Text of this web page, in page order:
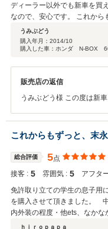
ディーラー以外でも新車を買
なので、安心です。 これから
うみぶどう
購入年月： 2014/10
購入した車：ホンダ N-BOX
販売店の返信
うみぶどう様 この度は新車をご契約頂きまして誠にありがとうござい
しております。 アフター
ぞ宜しくお願い致します。
これからもずっと、末
総合評価 5点
接客 : 5 雰囲気 : 5 アフタ
免許取り立ての学生の息子用
を購入させて頂きました。
内外装の程度・他ets、なか
す。 たまたま他店に良い物
ｈｉｒｏｐａｐａ